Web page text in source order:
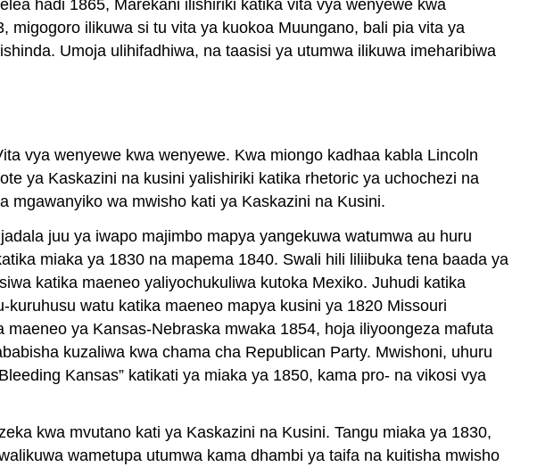
hadi 1865, Marekani ilishiriki katika vita vya wenyewe kwa
ilikuwa si tu vita ya kuokoa Muungano, bali pia vita ya
Umoja ulihifadhiwa, na taasisi ya utumwa ilikuwa imeharibiwa
vya wenyewe kwa wenyewe. Kwa miongo kadhaa kabla Lincoln
ya Kaskazini na kusini yalishiriki katika rhetoric ya uchochezi na
mgawanyiko wa mwisho kati ya Kaskazini na Kusini.
juu ya iwapo majimbo mapya yangekuwa watumwa au huru
miaka ya 1830 na mapema 1840. Swali hili liliibuka tena baada ya
katika maeneo yaliyochukuliwa kutoka Mexiko. Juhudi katika
watu katika maeneo mapya kusini ya 1820 Missouri
ya Kansas-Nebraska mwaka 1854, hoja iliyoongeza mafuta
kuzaliwa kwa chama cha Republican Party. Mwishoni, uhuru
Kansas” katikati ya miaka ya 1850, kama pro- na vikosi vya
kwa mvutano kati ya Kaskazini na Kusini. Tangu miaka ya 1830,
wametupa utumwa kama dhambi ya taifa na kuitisha mwisho